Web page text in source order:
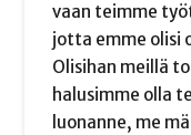
vaan teimme
jotta emme olisi
Olisihan meillä
halusimme olla
luonanne, me